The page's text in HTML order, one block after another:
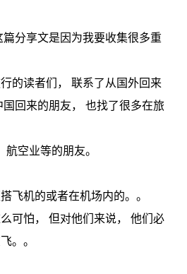
分享文是因为我要收集很多重
的读者们， 联系了从国外回来
回来的朋友， 也找了很多在旅
空业等的朋友。
飞机的或者在机场内的。。
可怕， 但对他们来说， 他们必
。。